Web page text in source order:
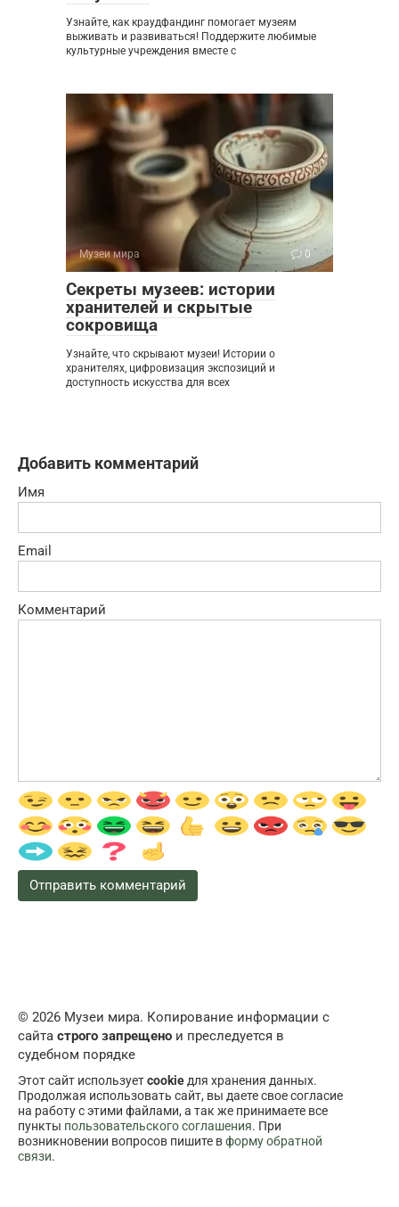
Узнайте, как краудфандинг помогает музеям
выживать и развиваться! Поддержите любимые
культурные учреждения вместе с
Музеи мира 0
Секреты музеев: истории
хранителей и скрытые
сокровища
Узнайте, что скрывают музеи! Истории о
хранителях, цифровизация экспозиций и
доступность искусства для всех
Добавить комментарий
Имя
Email
Комментарий
© 2026 Музеи мира. Копирование информации с
сайта строго запрещено и преследуется в
судебном порядке
Этот сайт используетcookieдля хранения данных.
Продолжая использовать сайт, вы даете свое согласие
на работу с этими файлами, а так же принимаете все
пункты пользовательского соглашения. При
возникновении вопросов пишите вформу обратной
связи.